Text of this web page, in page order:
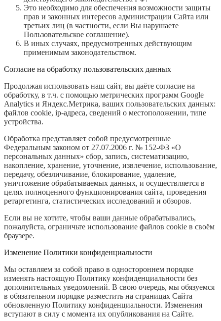
Это необходимо для обеспечения возможности защиты
прав и законных интересов администрации Сайта или
третьих лиц (в частности, если Вы нарушаете
Пользовательское соглашение).
В иных случаях, предусмотренных действующим
применимым законодательством.
Согласие на обработку пользовательских данных
Продолжая использовать наш сайт, вы даёте согласие на
обработку, в т.ч. с помощью метрических программ Google
Analytics и Яндекс.Метрика, ваших пользовательских данных:
файлов cookie, ip-адреса, сведений о местоположении, типе
устройства.
Обработка представляет собой предусмотренные
Федеральным законом от 27.07.2006 г. № 152-ФЗ «О
персональных данных» сбор, запись, систематизацию,
накопление, хранение, уточнение, извлечение, использование,
передачу, обезличивание, блокирование, удаление,
уничтожение обрабатываемых данных, и осуществляется в
целях полноценного функционирования сайта, проведения
ретаргетинга, статистических исследований и обзоров.
Если вы не хотите, чтобы ваши данные обрабатывались,
пожалуйста, ограничьте использование файлов cookie в своём
браузере.
Изменение Политики конфиденциальности
Мы оставляем за собой право в одностороннем порядке
изменять настоящую Политику конфиденциальности без
дополнительных уведомлений. В свою очередь, мы обязуемся
в обязательном порядке разместить на страницах Сайта
обновленную Политику конфиденциальности. Изменения
вступают в силу с момента их опубликования на Сайте.